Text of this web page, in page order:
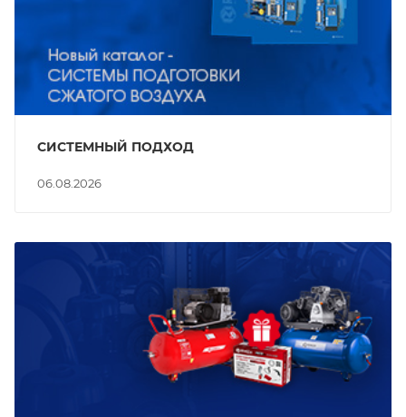
06.08.2026
СИСТЕМНЫЙ ПОДХОД